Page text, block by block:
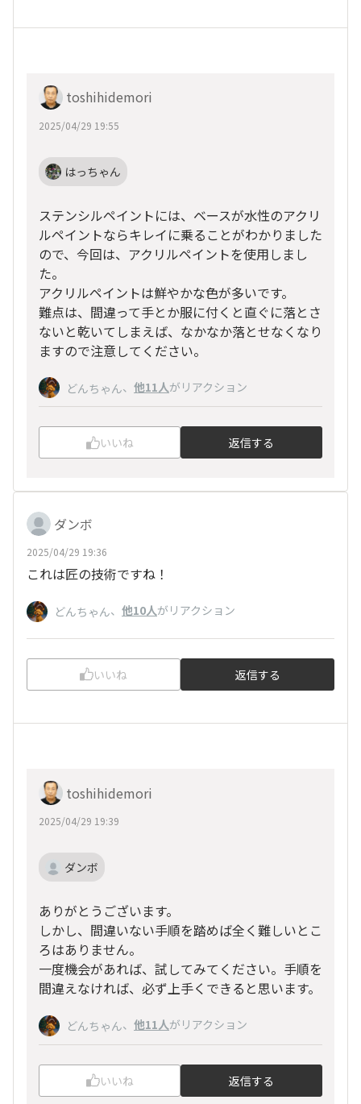
toshihidemori
2025/04/29 19:55
はっちゃん
ステンシルペイントには、ベースが水性のアクリ
ルペイントならキレイに乗ることがわかりました
ので、今回は、アクリルペイントを使用しまし
た。
アクリルペイントは鮮やかな色が多いです。
難点は、間違って手とか服に付くと直ぐに落とさ
ないと乾いてしまえば、なかなか落とせなくなり
ますので注意してください。
どんちゃん、 他11人がリアクション
いいね 返信する
ダンボ
2025/04/29 19:36
これは匠の技術ですね！
どんちゃん、 他10人がリアクション
いいね 返信する
toshihidemori
2025/04/29 19:39
ダンボ
ありがとうございます。
しかし、間違いない手順を踏めば全く難しいとこ
ろはありません。
一度機会があれば、試してみてください。手順を
間違えなければ、必ず上手くできると思います。
どんちゃん、 他11人がリアクション
いいね 返信する